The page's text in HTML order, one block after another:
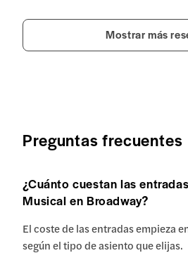
Mostrar más
Preguntas frecuentes
¿Cuánto cuestan las
Musical en Broadway?
El coste de las entradas empieza
según el tipo de asiento que elijas.